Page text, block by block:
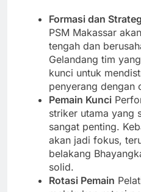
Formasi dan
PSM Makassar
tengah dan
Gelandang tim
kunci untuk
penyerang dengan
Pemain Kunci
striker utama yang
sangat penting.
akan jadi fokus,
belakang
solid.
Rotasi Pemain